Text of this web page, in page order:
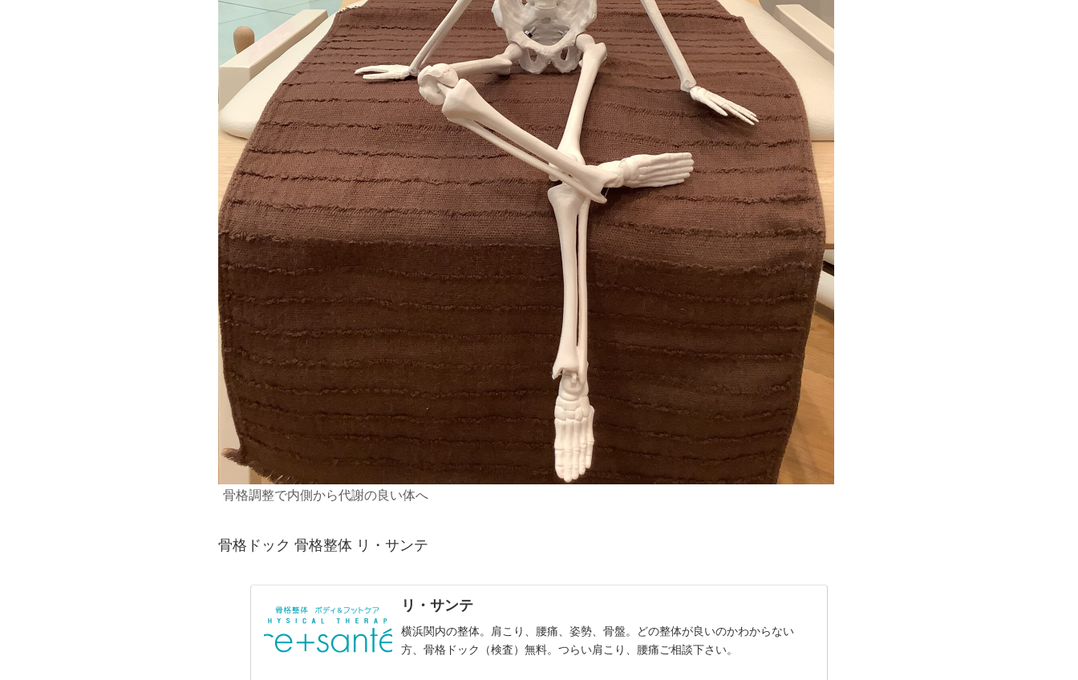
骨格調整で内側から代謝の良い体へ
骨格ドック 骨格整体 リ・サンテ
リ・サンテ
横浜関内の整体。肩こり、腰痛、姿勢、骨盤。どの整体が良いのかわからない
方、骨格ドック（検査）無料。つらい肩こり、腰痛ご相談下さい。